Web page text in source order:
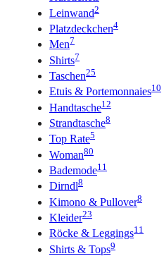
Leinwand2
Platzdeckchen4
Men7
Shirts7
Taschen25
Etuis & Portemonnaies10
Handtasche12
Strandtasche8
Top Rate5
Woman80
Bademode11
Dirndl8
Kimono & Pullover8
Kleider23
Röcke & Leggings11
Shirts & Tops9